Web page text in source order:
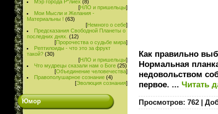
Мэр города Р"лиех (8)
[НЛО и пришельцы]
Мои Мысли и Желания -
Материальны ! (63)
[Немного о себе]
Предсказания Свободной Планеты о
последних днях. (12)
[Пророчества о судьбе мира]
Рептилоиды - что это за фрукт
такой? (30)
[НЛО и пришельцы]
Что мудрецы сказали нам о Боге (25)
[Объединение человечества]
Правополушарное сознание (4)
[Эволюция сознания]
Юмор
Как правильно
Нормальная
недовольством
первое. ... Читать
Просмотров: 762 |